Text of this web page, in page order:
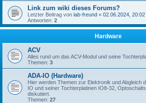
Link zum wiki dieses Forums?
Letzter Beitrag von lab-freund « 02.06.2024, 20:02
Antworten: 2
Hardware
ACV
Alles rund um das ACV-Modul und seine
Themen: 3
ADA-IO (Hardware)
Hier werden Themen zur Elektronik und Abgleich
IO und seiner Tochterplatinen IO8-32,
diskutiert.
Themen: 27